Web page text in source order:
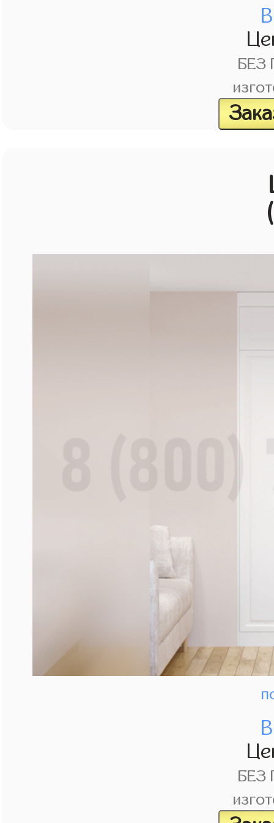
БЕЗ
БЕЗ